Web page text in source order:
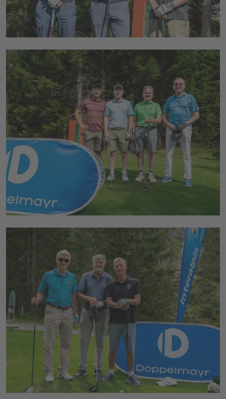
© Congress Messe Innsbruck
Florian Moosbrugger (Wirt Hotel Post Lech
und Aufsichtsratsvorsitzender Lech Bergbahn
AG), Rudi Strele (Head of Legal,
Doppelmayr), Wolfgang Beichler (Leiter
Sponsoring & Events, Hypo Vorarlberg), Thilo
Butzbach (CEO Butzbach GmbH) (v.l.n.r.)
© Congress Messe Innsbruck
Herbert Weissenböck (ehem.
Aufsichtsratsvorsitzender CMI), Wolfgang
Nairz (Expeditionsleiter Everest 1978),
Hermann Fercher (Geschäftsführer Lech Zürs
Tourismus) (v.l.n.r.)
© Congress Messe Innsbruck